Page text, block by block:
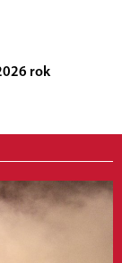
rok